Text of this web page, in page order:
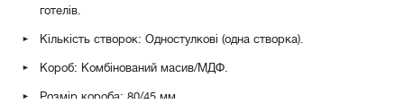
готелів.
Кількість створок: Одностулкові (одна створка).
Короб: Комбінований масив/МДФ.
Розмір короба: 80/45 мм.